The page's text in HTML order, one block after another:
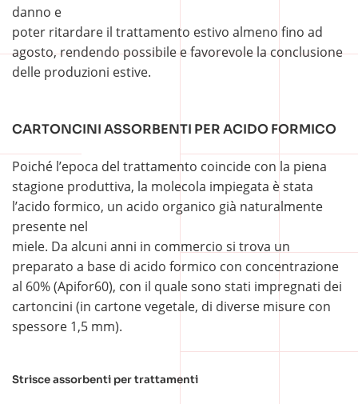
danno e
poter ritardare il trattamento estivo almeno fino ad
agosto, rendendo possibile e favorevole la conclusione
delle produzioni estive.
CARTONCINI ASSORBENTI PER ACIDO FORMICO
Poiché l’epoca del trattamento coincide con la piena
stagione produttiva, la molecola impiegata è stata
l’acido formico, un acido organico già naturalmente
presente nel
miele. Da alcuni anni in commercio si trova un
preparato a base di acido formico con concentrazione
al 60% (Apifor60), con il quale sono stati impregnati dei
cartoncini (in cartone vegetale, di diverse misure con
spessore 1,5 mm).
Strisce assorbenti per trattamenti